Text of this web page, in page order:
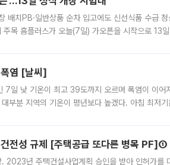
치PB·일반상품 순차 입고에도 신선식품 수급 정
목 홈플러스가 오늘(7일) 가오픈을 시작으로 13
염 [날씨]
7일 낮 기온이 최고 39도까지 오르며 폭염이 이어
부분 지역의 기온이 평년보다 높겠다. 아침 최저
전성 규제 [주택공급 또다른 병목 PF]①
2023년 주택건설사업계획 승인을 받아 인허가를